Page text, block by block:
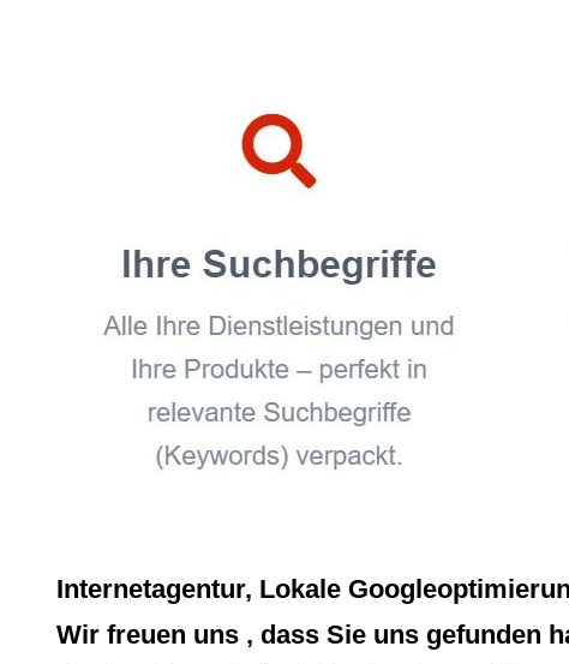
Internetagentur, Lokale
Wir freuen uns , dass Sie uns gefunden